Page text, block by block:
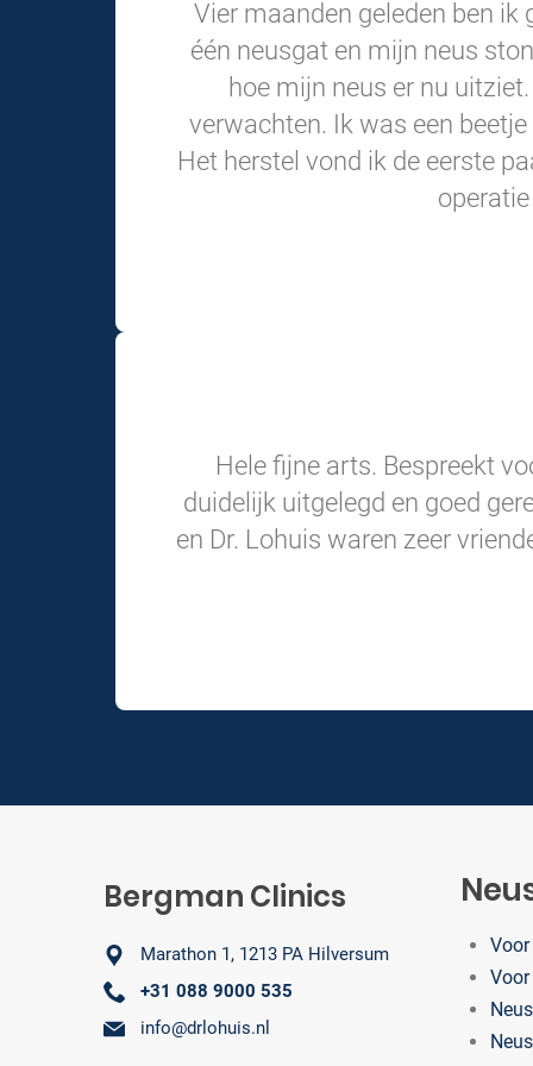
Vier maanden geleden ben ik
één neusgat en mijn neus
hoe mijn neus er nu
verwachten. Ik was een
Het herstel vond ik de eerste
Hele fijne arts. Bespreekt
duidelijk uitgelegd en goed
en Dr. Lohuis waren zeer
Bergman Clinics
Marathon 1, 1213 PA Hilversum
+31 088 9000 535
info@drlohuis.nl